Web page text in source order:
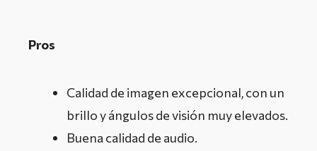
Pros
Calidad de imagen excepcional, con un
brillo y ángulos de visión muy elevados.
Buena calidad de audio.